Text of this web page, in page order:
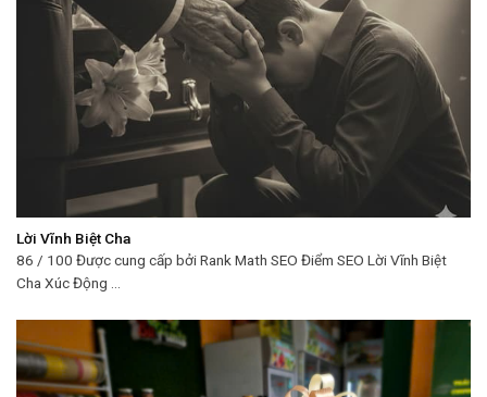
Lời Vĩnh Biệt Cha
86 / 100 Được cung cấp bởi Rank Math SEO Điểm SEO Lời Vĩnh Biệt
Cha Xúc Động ...